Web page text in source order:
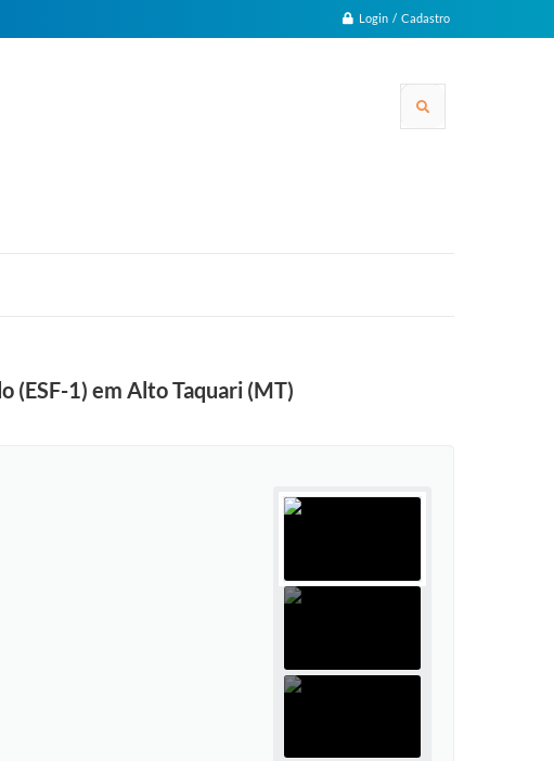
Login / Cadastro
(ESF-1) em Alto Taquari (MT)